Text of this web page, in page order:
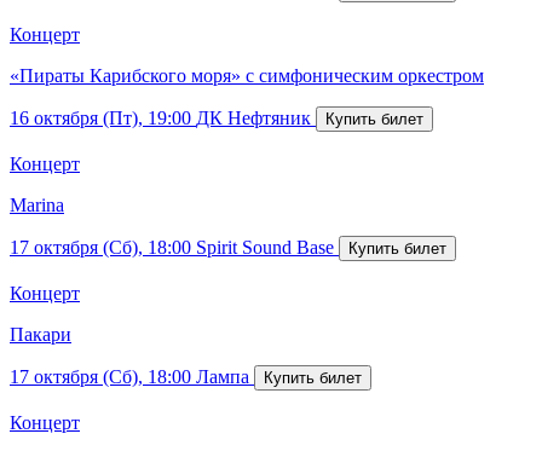
Концерт
«Пираты Карибского моря» с симфоническим оркестром
16 октября (Пт), 19:00 ДК Нефтяник
Концерт
Marina
17 октября (Сб), 18:00 Spirit Sound Base
Концерт
Пакари
17 октября (Сб), 18:00 Лампа
Концерт